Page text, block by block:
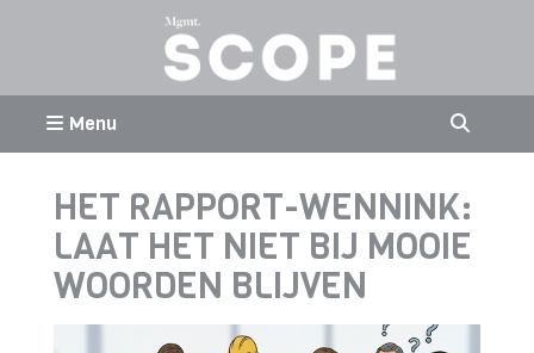
Menu
HET RAPPORT-WENNINK:
LAAT HET NIET BIJ MOOIE
WOORDEN BLIJVEN